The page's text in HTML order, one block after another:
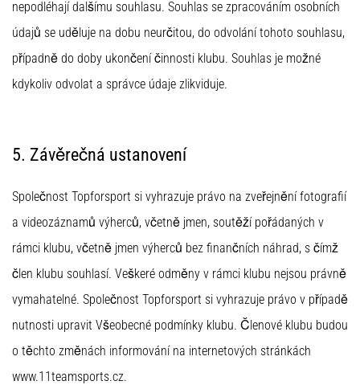
nepodléhají dalšímu souhlasu. Souhlas se zpracováním osobních
údajů se uděluje na dobu neurčitou, do odvolání tohoto souhlasu,
případně do doby ukončení činnosti klubu. Souhlas je možné
kdykoliv odvolat a správce údaje zlikviduje.
5. Závěrečná ustanovení
Společnost Topforsport si vyhrazuje právo na zveřejnění fotografií
a videozáznamů výherců, včetně jmen, soutěží pořádaných v
rámci klubu, včetně jmen výherců bez finančních náhrad, s čímž
člen klubu souhlasí. Veškeré odměny v rámci klubu nejsou právně
vymahatelné. Společnost Topforsport si vyhrazuje právo v případě
nutnosti upravit Všeobecné podmínky klubu. Členové klubu budou
o těchto změnách informování na internetových stránkách
www.11teamsports.cz.